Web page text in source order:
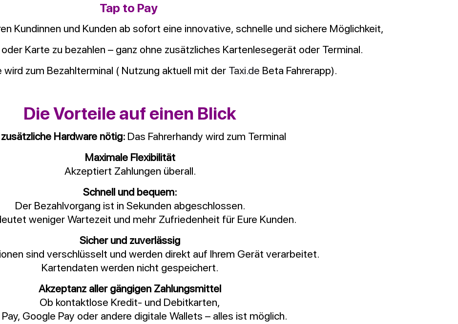
Tap to Pay
Kundinnen und Kunden ab sofort eine innovative, schnelle und sichere Möglichkeit,
Karte zu bezahlen – ganz ohne zusätzliches Kartenlesegerät oder Terminal.
wird zum Bezahlterminal ( Nutzung aktuell mit der Taxi.de Beta Fahrerapp).
Die Vorteile auf einen Blick
Hardware nötig: Das Fahrerhandy wird zum Terminal
Maximale Flexibilität
Akzeptiert Zahlungen überall.
Schnell und bequem:
Der Bezahlvorgang ist in Sekunden abgeschlossen.
weniger Wartezeit und mehr Zufriedenheit für Eure Kunden.
Sicher und zuverlässig
sind verschlüsselt und werden direkt auf Ihrem Gerät verarbeitet.
Kartendaten werden nicht gespeichert.
Akzeptanz aller gängigen Zahlungsmittel
Ob kontaktlose Kredit- und Debitkarten,
Google Pay oder andere digitale Wallets – alles ist möglich.